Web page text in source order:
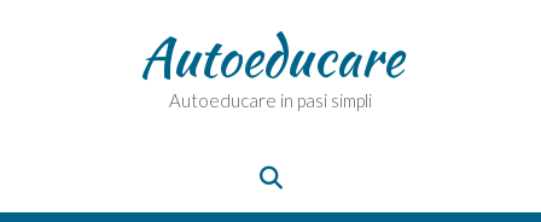
Autoeducare
Autoeducare in pasi simpli